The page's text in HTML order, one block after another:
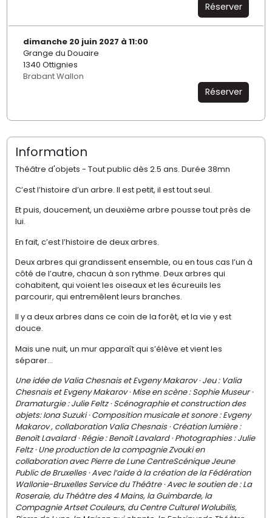
Réserver
dimanche 20 juin 2027 à 11:00
Grange du Douaire
1340 Ottignies
Brabant Wallon
Réserver
Information
Théâtre d'objets - Tout public dès 2.5 ans. Durée 38mn
C’est l’histoire d’un arbre. Il est petit, il est tout seul.
Et puis, doucement, un deuxième arbre pousse tout près de
lui.
En fait, c’est l’histoire de deux arbres.
Deux arbres qui grandissent ensemble, ou en tous cas l’un à
côté de l’autre, chacun à son rythme. Deux arbres qui
cohabitent, qui voient les oiseaux et les écureuils les
parcourir, qui entremêlent leurs branches.
Il y a deux arbres dans ce coin de la forêt, et la vie y est
douce.
Mais une nuit, un mur apparaît qui s’élève et vient les
séparer…
Une idée de Valia Chesnais et Evgeny Makarov · Jeu : Valia
Chesnais et Evgeny Makarov · Mise en scène : Sophie Museur ·
Dramaturgie : Julie Feltz · Scénographie et construction des
objets: Iona Suzuki · Composition musicale et sonore : Evgeny
Makarov , collaboration Valia Chesnais · Création lumière :
Benoît Lavalard · Régie : Benoît Lavalard · Photographies : Julie
Feltz · Une production de la compagnie Zvouki en
collaboration avec Pierre de Lune CentreScénique Jeune
Public de Bruxelles · Avec l’aide à la création de la Fédération
Wallonie-Bruxelles Service du Théâtre · Avec le soutien de : La
Roseraie, du Théâtre des 4 Mains, la Guimbarde, la
Compagnie Artset Couleurs, du Centre Culturel Wolubilis,